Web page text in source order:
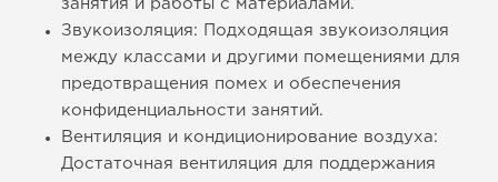
занятия и работы с материалами.
Звукоизоляция: Подходящая звукоизоляция
между классами и другими помещениями для
предотвращения помех и обеспечения
конфиденциальности занятий.
Вентиляция и кондиционирование воздуха:
Достаточная вентиляция для поддержания